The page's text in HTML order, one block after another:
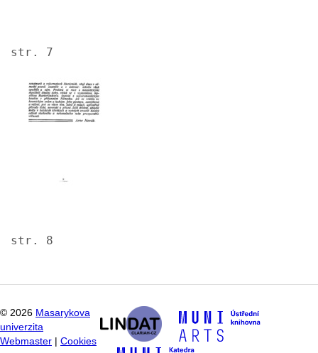
str. 7
str. 8
© 2026 Masarykova
univerzita
Webmaster | Cookies